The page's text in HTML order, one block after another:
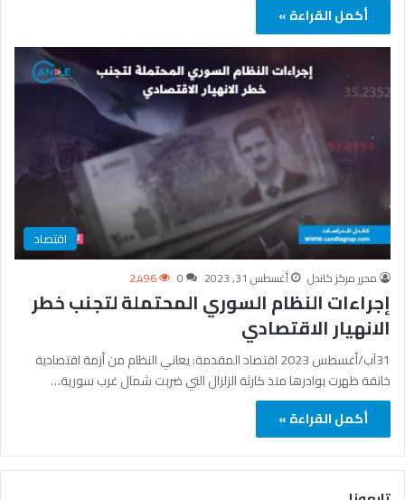
أكمل القراءة »
اقتصاد
محرر مركز كاندل أغسطس 31, 2023 0 2٬496
إجراءات النظام السوري المحتملة لتجنب خطر
الانهيار الاقتصادي
31آب/أغسطس 2023 اقتصاد المقدمة: يعاني النظام من أزمة اقتصادية
خانقة ظهرت بوادرها منذ كارثة الزلزال التي ضربت شمال غرب سورية…
أكمل القراءة »